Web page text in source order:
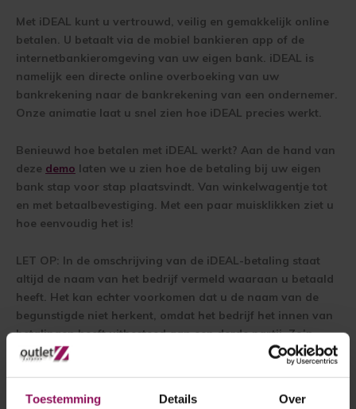
Toestemming Details Over
Met iDEAL kunt u vertrouwd, veilig en gemakkelijk online
betalen. U betaalt via de mobiel bankieren app of de
internetbankieromgeving van uw eigen bank. iDEAL is
namelijk een directe online overboeking van uw
bankrekening naar de bankrekening van een ondernemer.
Onze animatie laat u snel zien hoe iDEAL precies werkt.
Benieuwd hoe betalen met iDEAL werkt? Aan de hand van
deze demo laten we u zien hoe de betaling bij uw eigen
bank stap voor stap plaatsvindt. Van winkelwagentje tot
en met betaalbevestiging. Met een paar muisklikken ziet u
hoe eenvoudig het is!
LET OP: In de omschrijving van de iDEAL-betaling staat
altijd de naam van het bedrijf vermeld waaraan u betaald
heeft. Het kan echter voorkomen dat u de naam van de
begunstigde niet herkent, omdat het bedrijf het innen van
betalingen heeft uitbesteed aan een derde partij. Zo’n
partij wordt ook wel een
Collecterende Payment Service
genoemd. De naam van de CPSP staat